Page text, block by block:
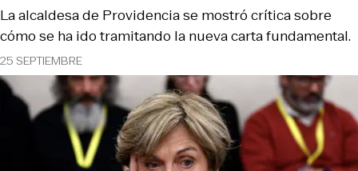
25 SEPTIEMBRE
La alcaldesa de Providencia se mostró crítica sobre
cómo se ha ido tramitando la nueva carta fundamental.